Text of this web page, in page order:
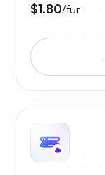
$1.80/für